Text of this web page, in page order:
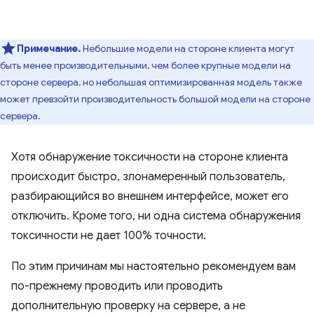
Примечание.Небольшие модели на стороне клиента могут
быть менее производительными, чем более крупные модели на
стороне сервера, но небольшая оптимизированная модель также
может превзойти производительность большой модели на стороне
сервера.
Хотя обнаружение токсичности на стороне клиента
происходит быстро, злонамеренный пользователь,
разбирающийся во внешнем интерфейсе, может его
отключить. Кроме того, ни одна система обнаружения
токсичности не дает 100% точности.
По этим причинам мы настоятельно рекомендуем вам
по-прежнему проводить или проводить
дополнительную проверку на сервере, а не